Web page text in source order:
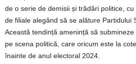
de o serie de demisii și trădări politice,
de filiale alegând să se alăture Partidului
Această tendință amenință să submineze
pe scena politică, care oricum este la
înainte de anul electoral 2024.